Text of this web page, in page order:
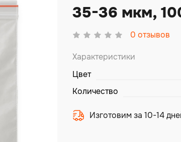
35-36 мкм,
0 отзывов
Характеристики
Цвет
Количество
Изготовим за 10-14